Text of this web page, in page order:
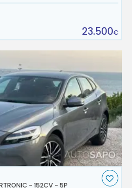
23.500€
- 152CV - 5P